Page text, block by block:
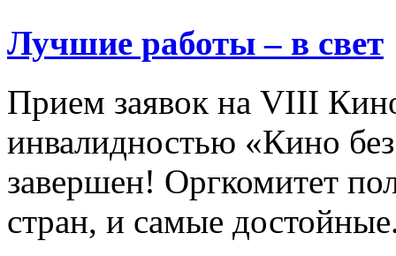
Лучшие работы – в свет
Прием заявок на VIII
инвалидностью «Кино
завершен! Оргкомитет
стран, и самые